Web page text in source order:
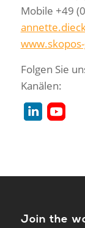
Mobile +49
Folgen Sie
Kanälen:
Join the